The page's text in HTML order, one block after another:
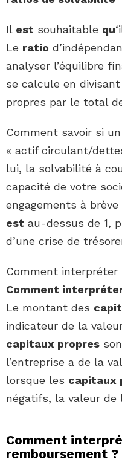
Il est souhaitable qu
Le ratio
analyser l’équilibre
se calcule en
propres par le total
Comment savoir si
« actif circulant/
lui, la solvabilité à
capacité de votre
engagements à
est au-dessus de 1,
d’une crise de
Comment interpréter
Comment
Le montant des
indicateur de la
capitaux propres
l’entreprise a de la
lorsque les capitaux
négatifs, la valeur de
Comment
remboursement ?